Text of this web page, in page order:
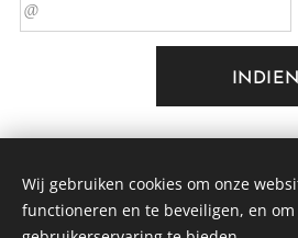
Great Reset van de
Wij gebruiken cookies om onze
functioneren en te beveiligen, en